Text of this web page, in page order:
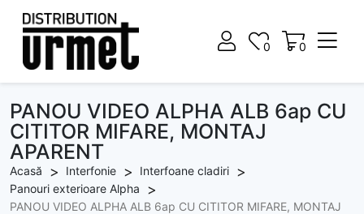
0
0 0
PANOU VIDEO ALPHA ALB 6ap CU
CITITOR MIFARE, MONTAJ
APARENT
Acasă Interfonie
Interfoane cladiri
Panouri exterioare Alpha
PANOU VIDEO ALPHA ALB 6ap CU CITITOR MIFARE, MONTAJ